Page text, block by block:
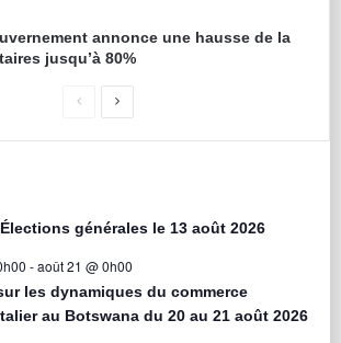
annonce une hausse de la
jusqu’à 80%
générales le 13 août 2026
-août 21 @ 0h00
les dynamiques du commerce
au Botswana du 20 au 21 août 2026